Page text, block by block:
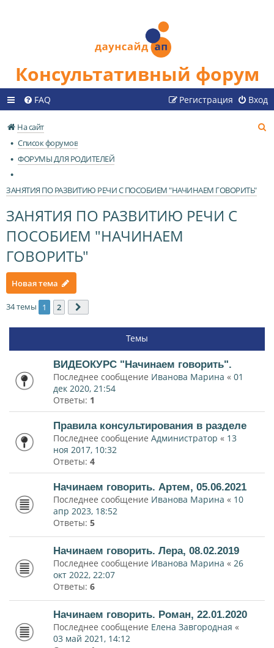
Консультативный форум
FAQ Вход
Регистрация
На сайт
Список форумов
ФОРУМЫ ДЛЯ РОДИТЕЛЕЙ
ЗАНЯТИЯ ПО РАЗВИТИЮ РЕЧИ С ПОСОБИЕМ "НАЧИНАЕМ ГОВОРИТЬ"
ЗАНЯТИЯ ПО РАЗВИТИЮ РЕЧИ С
ПОСОБИЕМ "НАЧИНАЕМ
ГОВОРИТЬ"
Новая тема
34 темы 1 2
Темы
ВИДЕОКУРС "Начинаем говорить".
Последнее сообщение Иванова Марина « 01
дек 2020, 21:54
Ответы: 1
Правила консультирования в разделе
Последнее сообщение Администратор « 13
ноя 2017, 10:32
Ответы: 4
Начинаем говорить. Артем, 05.06.2021
Последнее сообщение Иванова Марина « 10
апр 2023, 18:52
Ответы: 5
Начинаем говорить. Лера, 08.02.2019
Последнее сообщение Иванова Марина « 26
окт 2022, 22:07
Ответы: 6
Начинаем говорить. Роман, 22.01.2020
Последнее сообщение Елена Завгородная «
03 май 2021, 14:12